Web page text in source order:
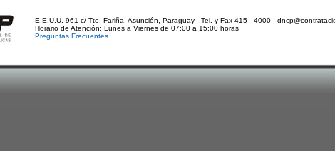
E.E.U.U. 961 c/ Tte. Fariña. Asunción, Paraguay - Tel. y Fax 415 - 4000 -
Horario de Atención: Lunes a Viernes de 07:00 a 15:00 horas
Preguntas Frecuentes